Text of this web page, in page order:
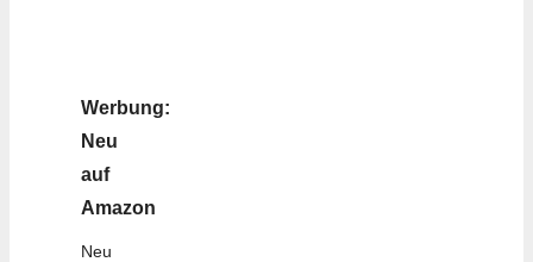
Werbung:
Neu
auf
Amazon
Neu